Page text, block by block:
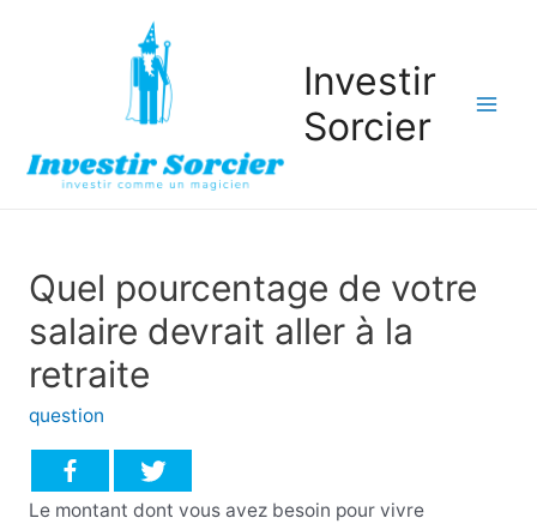
Investir
Sorcier
Quel pourcentage de votre
salaire devrait aller à la
retraite
question
Le montant dont vous avez besoin pour vivre